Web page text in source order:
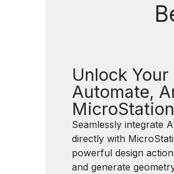
Unlock
Automate,
MicroStation
Seamlessly integrate
directly with
powerful design
and generate